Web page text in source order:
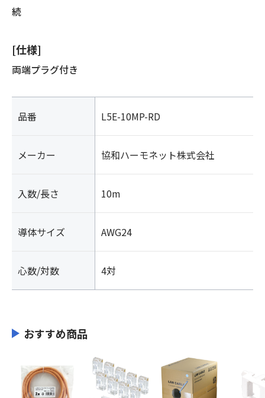
続
[仕様]
両端プラグ付き
品番 L5E-10MP-RD
メーカー 協和ハーモネット株式会社
入数/長さ 10m
導体サイズ AWG24
心数/対数 4対
おすすめ商品